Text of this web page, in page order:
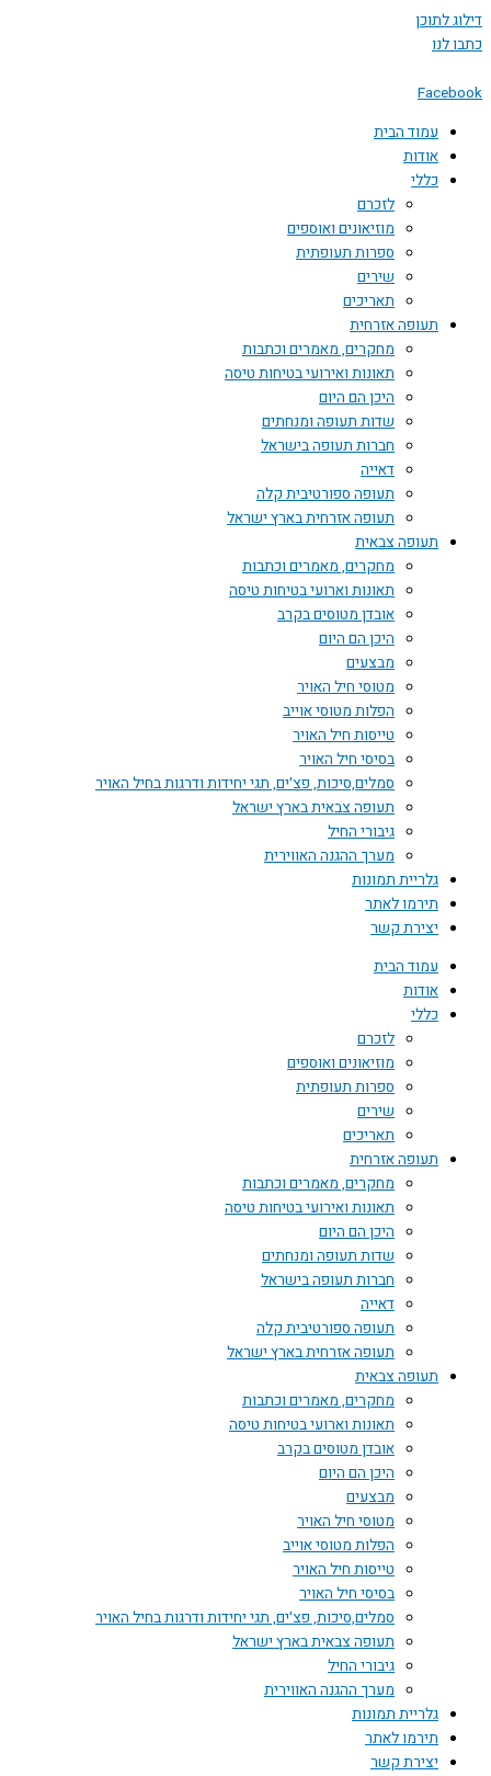
לתוכן
לנו
עמוד הבית
אודות
כללי
לזכרם
מוזיאונים ואוספים
ספרות תעופתית
שירים
תאריכים
תעופה אזרחית
מחקרים, מאמרים וכתבות
תאונות ואירועי בטיחות טיסה
היכן הם היום
שדות תעופה ומנחתים
חברות תעופה בישראל
דאייה
תעופה ספורטיבית קלה
תעופה אזרחית בארץ ישראל
תעופה צבאית
מחקרים, מאמרים וכתבות
תאונות וארועי בטיחות טיסה
אובדן מטוסים בקרב
היכן הם היום
מבצעים
מטוסי חיל האויר
הפלות מטוסי אוייב
טייסות חיל האויר
בסיסי חיל האויר
סמלים,סיכות, פצ'ים, תגי יחידות ודרגות בחיל האויר
תעופה צבאית בארץ ישראל
גיבורי החיל
מערך ההגנה האווירית
גלריית תמונות
תירמו לאתר
יצירת קשר
עמוד הבית
אודות
כללי
לזכרם
מוזיאונים ואוספים
ספרות תעופתית
שירים
תאריכים
תעופה אזרחית
מחקרים, מאמרים וכתבות
תאונות ואירועי בטיחות טיסה
היכן הם היום
שדות תעופה ומנחתים
חברות תעופה בישראל
דאייה
תעופה ספורטיבית קלה
תעופה אזרחית בארץ ישראל
תעופה צבאית
מחקרים, מאמרים וכתבות
תאונות וארועי בטיחות טיסה
אובדן מטוסים בקרב
היכן הם היום
מבצעים
מטוסי חיל האויר
הפלות מטוסי אוייב
טייסות חיל האויר
בסיסי חיל האויר
סמלים,סיכות, פצ'ים, תגי יחידות ודרגות בחיל האויר
תעופה צבאית בארץ ישראל
גיבורי החיל
מערך ההגנה האווירית
גלריית תמונות
תירמו לאתר
יצירת קשר